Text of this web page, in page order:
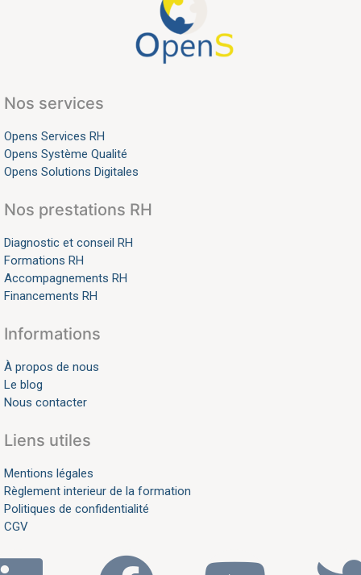
Nos services
Opens Services RH
Opens Système Qualité
Opens Solutions Digitales
Nos prestations RH
Diagnostic et conseil RH
Formations RH
Accompagnements RH
Financements RH
Informations
À propos de nous
Le blog
Nous contacter
Liens utiles
Mentions légales
Règlement interieur de la formation
Politiques de confidentialité
CGV